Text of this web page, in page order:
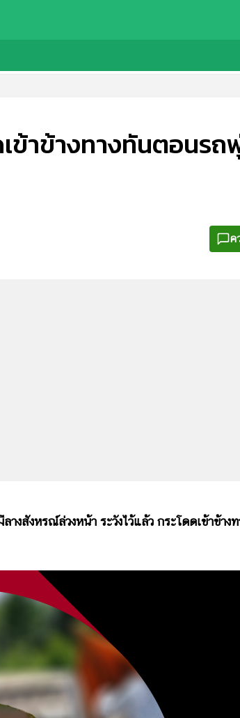
เข้าข้างทางทันตอน
ค
หรณ์ล่วงหน้า ระวังไว้แล้ว กระโดดเข้าข้างท